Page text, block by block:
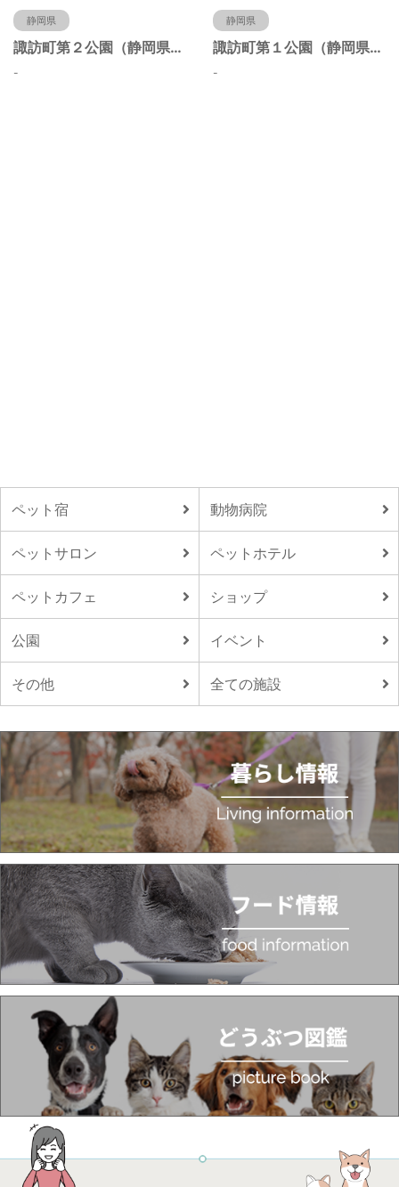
静岡県
諏訪町第２公園（静岡県静岡市）
-
静岡県
諏訪町第１公園（静岡県静岡市）
-
ペット宿 動物病院
ペットサロン ペットホテル
ペットカフェ ショップ
公園 イベント
その他 全ての施設